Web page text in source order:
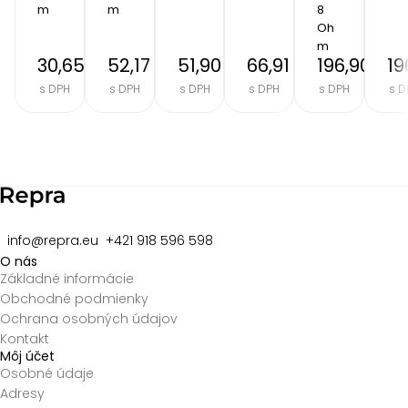
m
30,65 €
s DPH
m
52,17 €
s DPH
51,90 €
s DPH
66,91 €
s DPH
8
Oh
m
196,90 €
s DPH s
info@repra.eu +421 918 596 598
O nás
Základné informácie
Obchodné podmienky
Ochrana osobných údajov
Kontakt
Môj účet
Osobné údaje
Adresy